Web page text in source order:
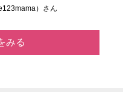
）さん
みる